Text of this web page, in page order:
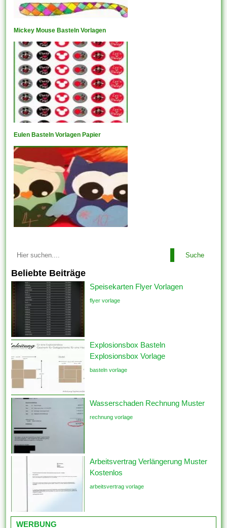
Mickey Mouse Basteln Vorlagen
Eulen Basteln Vorlagen Papier
Suche
Beliebte Beiträge
Speisekarten Flyer Vorlagen
flyer vorlage
Explosionsbox Basteln
Explosionsbox Vorlage
basteln vorlage
Wasserschaden Rechnung Muster
rechnung vorlage
Arbeitsvertrag Verlängerung Muster
Kostenlos
arbeitsvertrag vorlage
WERBUNG